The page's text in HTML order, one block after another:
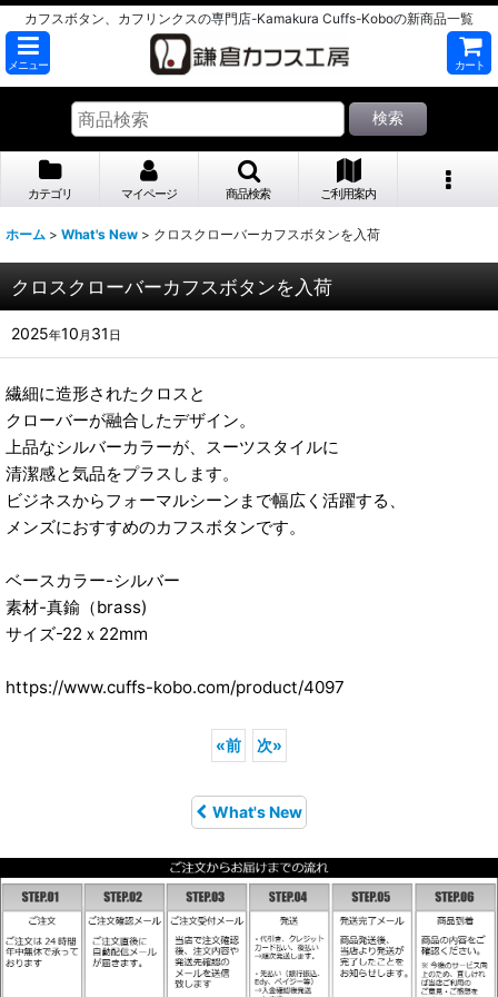
カフスボタン、カフリンクスの専門店-Kamakura Cuffs-Koboの新商品一覧
メニュー カート
検索
カテゴリ マイページ 商品検索 ご利用案内
ホーム > What's New > クロスクローバーカフスボタンを入荷
クロスクローバーカフスボタンを入荷
2025年10 月 31 日
繊細に造形されたクロスと
クローバーが融合したデザイン。
上品なシルバーカラーが、スーツスタイルに
清潔感と気品をプラスします。
ビジネスからフォーマルシーンまで幅広く活躍する、
メンズにおすすめのカフスボタンです。
ベースカラー-シルバー
素材-真鍮（brass)
サイズ-22ｘ22mm
https://www.cuffs-kobo.com/product/4097
«前 次»
What's New